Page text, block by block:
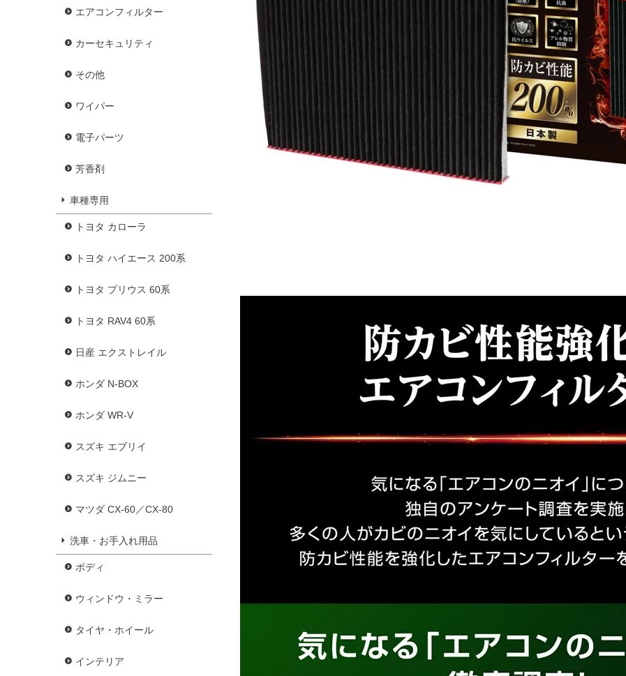
エアコンフィルター
カーセキュリティ
その他
ワイパー
電子パーツ
芳香剤
車種専用
トヨタ カローラ
トヨタ ハイエース 200系
トヨタ プリウス 60系
トヨタ RAV4 60系
日産 エクストレイル
ホンダ N-BOX
ホンダ WR-V
スズキ エブリイ
スズキ ジムニー
マツダ CX-60／CX-80
洗車・お手入れ用品
ボディ
ウィンドウ・ミラー
タイヤ・ホイール
インテリア